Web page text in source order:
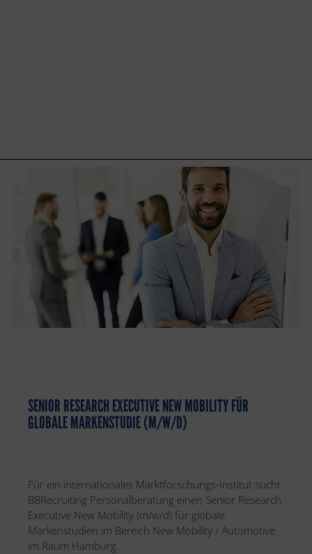
SENIOR RESEARCH EXECUTIVE NEW MOBILITY FÜR
GLOBALE MARKENSTUDIE (M/W/D)
Für ein internationales Marktforschungs-Institut sucht
BBRecruiting Personalberatung einen Senior Research
Executive New Mobility (m/w/d) für globale
Markenstudien im Bereich New Mobility / Automotive
im Raum Hamburg.